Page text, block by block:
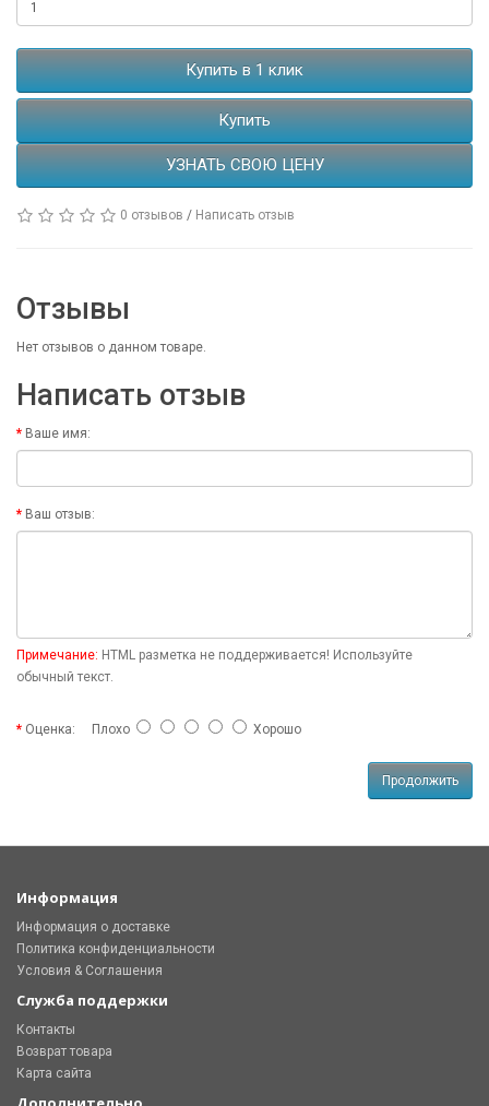
Купить в 1 клик
Купить
УЗНАТЬ СВОЮ ЦЕНУ
0 отзывов / Написать отзыв
Отзывы
Нет отзывов о данном товаре.
Написать отзыв
Ваше имя:
Ваш отзыв:
Примечание: HTML разметка не поддерживается! Используйте
обычный текст.
Оценка: Плохо Хорошо
Продолжить
Информация
Информация о доставке
Политика конфиденциальности
Условия & Соглашения
Служба поддержки
Контакты
Возврат товара
Карта сайта